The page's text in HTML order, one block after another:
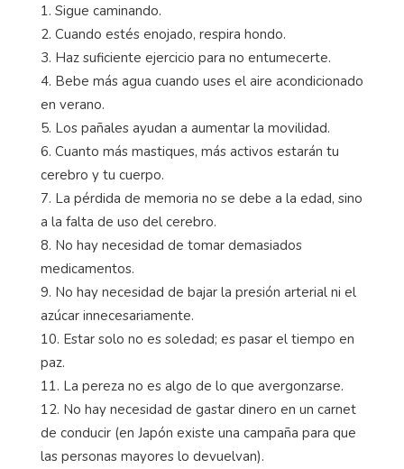
1. Sigue caminando.
2. Cuando estés enojado, respira hondo.
3. Haz suficiente ejercicio para no entumecerte.
4. Bebe más agua cuando uses el aire acondicionado
en verano.
5. Los pañales ayudan a aumentar la movilidad.
6. Cuanto más mastiques, más activos estarán tu
cerebro y tu cuerpo.
7. La pérdida de memoria no se debe a la edad, sino
a la falta de uso del cerebro.
8. No hay necesidad de tomar demasiados
medicamentos.
9. No hay necesidad de bajar la presión arterial ni el
azúcar innecesariamente.
10. Estar solo no es soledad; es pasar el tiempo en
paz.
11. La pereza no es algo de lo que avergonzarse.
12. No hay necesidad de gastar dinero en un carnet
de conducir (en Japón existe una campaña para que
las personas mayores lo devuelvan).